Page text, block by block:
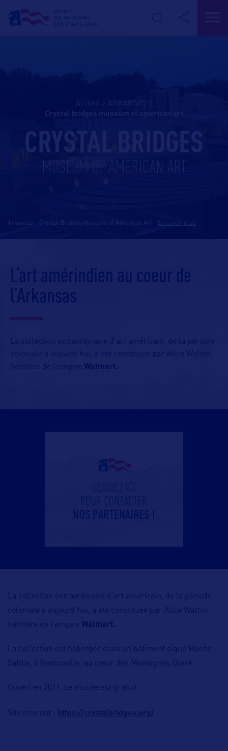
Accueil ARKANSAS
crystal bridges museum of american art
CRYSTAL BRIDGES
MUSEUM OF AMERICAN ART
Arkansas - Crystal Bridges Museum of American Art
L’art amérindien au coeur de
La collection extraordinaire d’art américain, de la période
coloniale à aujourd’hui, a été constituée par Alice Walton,
héritière de l’empire Walmart.
La collection extraordinaire d’art américain, de la période
coloniale à aujourd’hui, a été constituée par Alice Walton,
héritière de l’empire Walmart.
La collection est hébergée dans un bâtiment signé Mashe
Safdie, à Bentonville, au cœur des Montagnes Ozark.
Ouvert en 2011, ce musée est gratuit.
Site internet : https://crystalbridges.org/